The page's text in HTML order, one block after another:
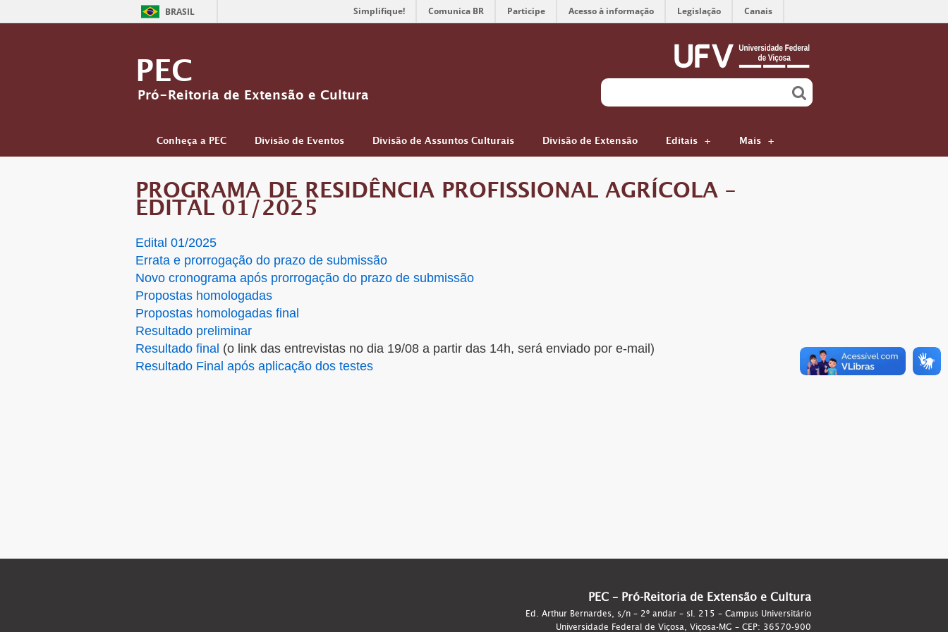
BRASIL Simplifique! Comunica BR Participe Acesso à informação Legislação Canais
PEC
Pró-Reitoria de Extensão e Cultura
Conheça a PEC Divisão de Eventos Divisão de Assuntos Culturais Divisão de Extensão Editais Mais
PROGRAMA DE RESIDÊNCIA PROFISSIONAL AGRÍCOLA –
EDITAL 01/2025
Edital 01/2025
Errata e prorrogação do prazo de submissão
Novo cronograma após prorrogação do prazo de submissão
Propostas homologadas
Propostas homologadas final
Resultado preliminar
Resultado final (o link das entrevistas no dia 19/08 a partir das 14h, será enviado por e-mail)
Resultado Final após aplicação dos testes
PEC – Pró-Reitoria de Extensão e Cultura
Ed. Arthur Bernardes, s/n – 2º andar – sl. 215 – Campus Universitário
Universidade Federal de Viçosa, Viçosa-MG – CEP: 36570-900